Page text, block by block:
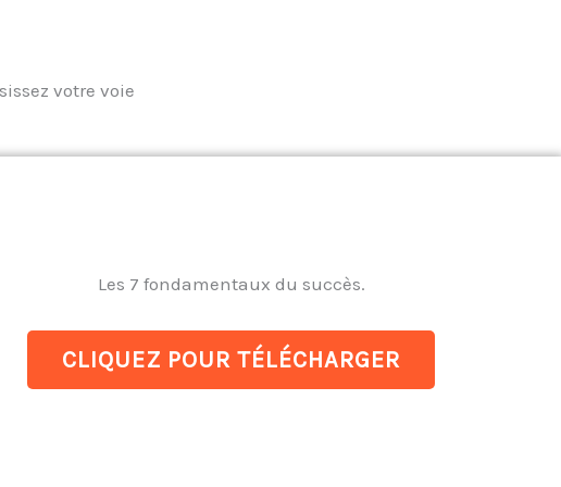
votre voie
Les 7 fondamentaux du succès.
CLIQUEZ POUR TÉLÉCHARGER